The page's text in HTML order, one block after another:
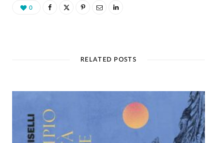
0
RELATED POSTS